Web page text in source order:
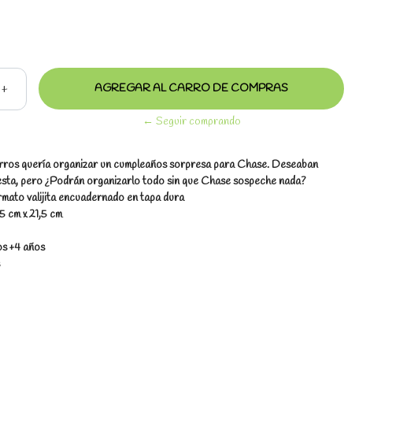
+
← Seguir comprando
quería organizar un cumpleaños sorpresa para Chase. Deseaban
pero ¿Podrán organizarlo todo sin que Chase sospeche nada?
valijita encuadernado en tapa dura
cm x 21,5 cm
+4 años